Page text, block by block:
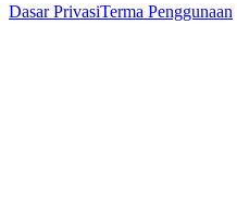
Dasar PrivasiTerma Penggunaan